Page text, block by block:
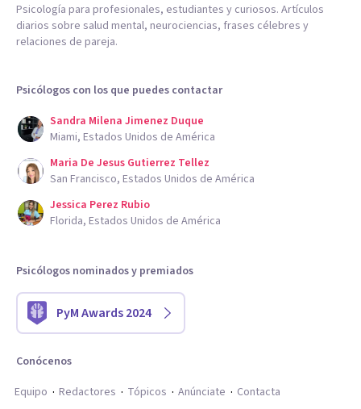
Psicología para profesionales, estudiantes y curiosos. Artículos
diarios sobre salud mental, neurociencias, frases célebres y
relaciones de pareja.
Psicólogos con los que puedes contactar
Sandra Milena Jimenez Duque
Miami, Estados Unidos de América
Maria De Jesus Gutierrez Tellez
San Francisco, Estados Unidos de América
Jessica Perez Rubio
Florida, Estados Unidos de América
Psicólogos nominados y premiados
PyM Awards 2024
Conócenos
Equipo
Redactores Tópicos Anúnciate Contacta